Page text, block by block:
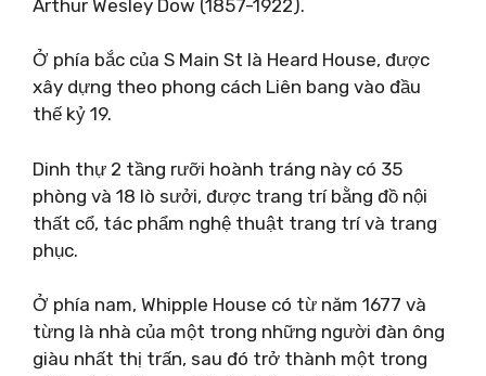
Arthur Wesley Dow (1857-1922).
Ở phía bắc của S Main St là Heard House, được
xây dựng theo phong cách Liên bang vào đầu
thế kỷ 19.
Dinh thự 2 tầng rưỡi hoành tráng này có 35
phòng và 18 lò sưởi, được trang trí bằng đồ nội
thất cổ, tác phẩm nghệ thuật trang trí và trang
phục.
Ở phía nam, Whipple House có từ năm 1677 và
từng là nhà của một trong những người đàn ông
giàu nhất thị trấn, sau đó trở thành một trong